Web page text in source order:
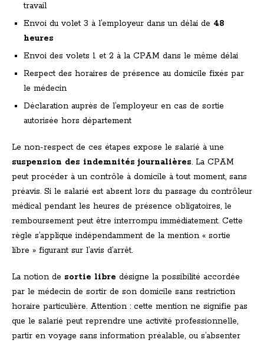
travail
Envoi du volet 3 à l’employeur dans un délai de 48
heures
Envoi des volets 1 et 2 à la CPAM dans le même délai
Respect des horaires de présence au domicile fixés par
le médecin
Déclaration auprès de l’employeur en cas de sortie
autorisée hors département
Le non-respect de ces étapes expose le salarié à une
suspension des indemnités journalières. La CPAM
peut procéder à un contrôle à domicile à tout moment, sans
préavis. Si le salarié est absent lors du passage du contrôleur
médical pendant les heures de présence obligatoires, le
remboursement peut être interrompu immédiatement. Cette
règle s’applique indépendamment de la mention « sortie
libre » figurant sur l’avis d’arrêt.
La notion de sortie libre désigne la possibilité accordée
par le médecin de sortir de son domicile sans restriction
horaire particulière. Attention : cette mention ne signifie pas
que le salarié peut reprendre une activité professionnelle,
partir en voyage sans information préalable, ou s’absenter